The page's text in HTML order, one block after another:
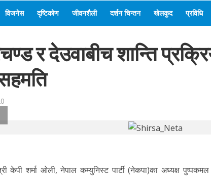
विजनेस दृष्टिकोण जीवनशैली दर्शन चिन्तन खेलकुद प्रविधि
र देउवाबीच शान्ति
केपी शर्मा ओली, नेपाल कम्युनिस्ट पार्टी (नेकपा)का अध्यक्ष